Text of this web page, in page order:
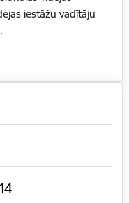
iestāžu vadītāju